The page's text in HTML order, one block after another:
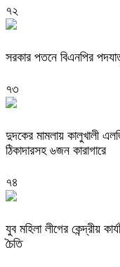
৭২
সরকার পতনে বিএনপির
৭৩
দুদকের মামলায় কালুখালী
ঠিকাদারসহ ৬জন কারাগারে
৭৪
যুব মহিলা লীগের কেন্দ্রীয়
চৈতি